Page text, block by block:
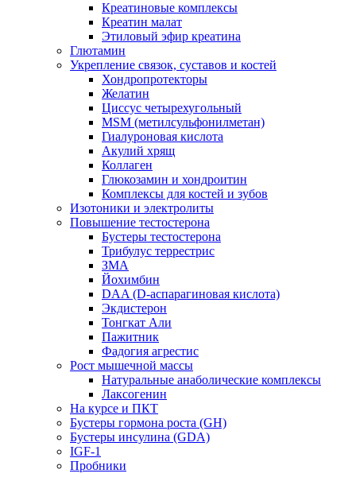
Креатиновые комплексы
Креатин малат
Этиловый эфир креатина
Глютамин
Укрепление связок, суставов и костей
Хондропротекторы
Желатин
Циссус четырехугольный
MSM (метилсульфонилметан)
Гиалуроновая кислота
Акулий хрящ
Коллаген
Глюкозамин и хондроитин
Комплексы для костей и зубов
Изотоники и электролиты
Повышение тестостерона
Бустеры тестостерона
Трибулус террестрис
ЗМА
Йохимбин
DAA (D-аспарагиновая кислота)
Экдистерон
Тонгкат Али
Пажитник
Фадогия агрестис
Рост мышечной массы
Натуральные анаболические комплексы
Лаксогенин
На курсе и ПКТ
Бустеры гормона роста (GH)
Бустеры инсулина (GDA)
IGF-1
Пробники